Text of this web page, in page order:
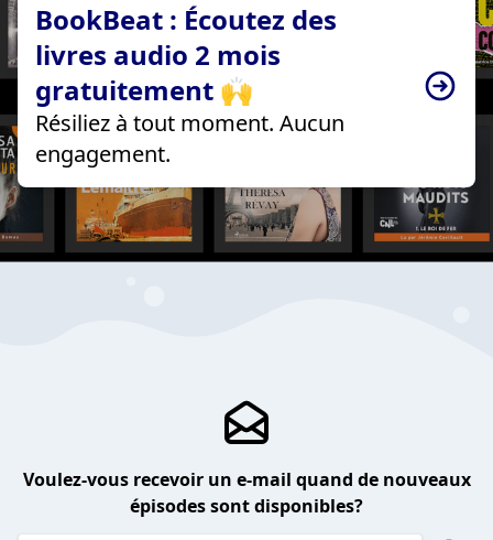
BookBeat : Écoutez des
livres audio 2 mois
gratuitement 🙌
Résiliez à tout moment. Aucun
engagement.
Voulez-vous recevoir un e-mail quand de nouveaux
épisodes sont disponibles?